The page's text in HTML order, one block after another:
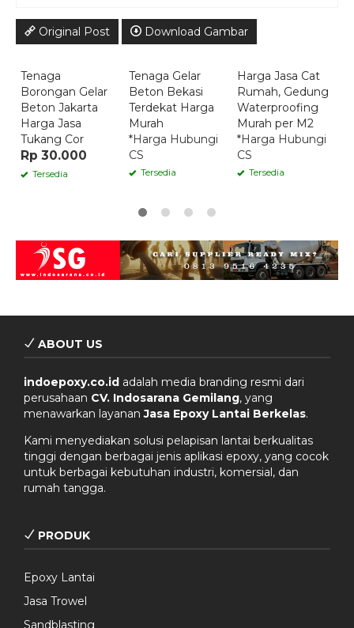
Original Post Download Gambar
Tenaga
Borongan Gelar
Beton Jakarta
Harga Jasa
Tukang Cor
Rp 30.000
Tersedia
Tenaga Gelar
Beton Bekasi
Terdekat Harga
Murah
*Harga Hubungi
CS
Tersedia
Harga Jasa Cat
Rumah, Gedung
Waterproofing
Murah per M2
*Harga Hubungi
CS
Tersedia
ABOUT US
indoepoxy.co.id adalah media branding resmi dari
perusahaan CV. Indosarana Gemilang, yang
menawarkan layananJasa Epoxy Lantai Berkelas.
Kami menyediakan solusi pelapisan lantai berkualitas
tinggi dengan berbagai jenis aplikasi epoxy, yang cocok
untuk berbagai kebutuhan industri, komersial, dan
rumah tangga.
PRODUK
Epoxy Lantai
Jasa Trowel
Sandblasting